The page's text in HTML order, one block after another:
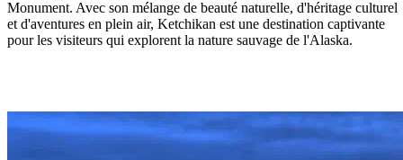
Monument. Avec son mélange de beauté naturelle, d'héritage culturel
et d'aventures en plein air, Ketchikan est une destination captivante
pour les visiteurs qui explorent la nature sauvage de l'Alaska.